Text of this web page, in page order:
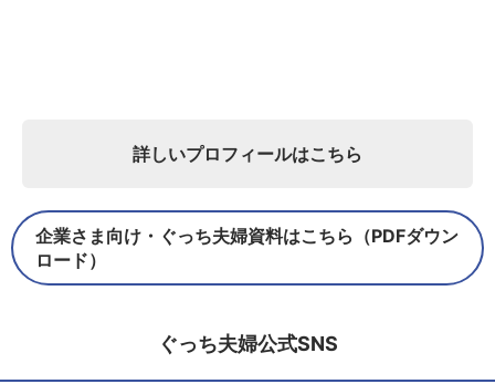
詳しいプロフィールはこちら
企業さま向け・ぐっち夫婦資料はこちら（PDFダウン
ロード）
ぐっち夫婦公式SNS